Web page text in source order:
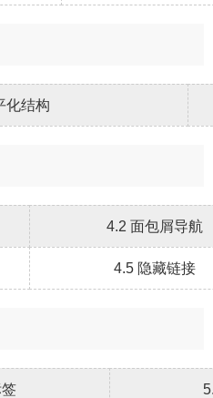
化结构
4.2 面包屑导航
4.5 隐藏链接